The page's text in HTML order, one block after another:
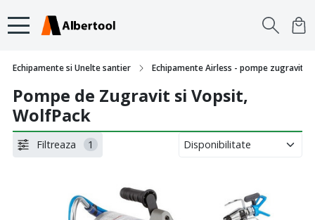
Echipamente si Unelte santier Echipamente Airless - pompe zugravit
Pompe de Zugravit si Vopsit,
WolfPack
Filtreaza 1